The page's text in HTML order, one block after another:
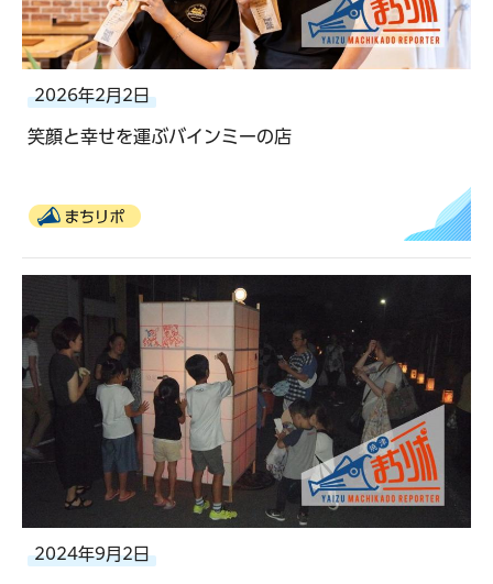
2026年2月2日
笑顔と幸せを運ぶバインミーの店
まちリポ
2024年9月2日